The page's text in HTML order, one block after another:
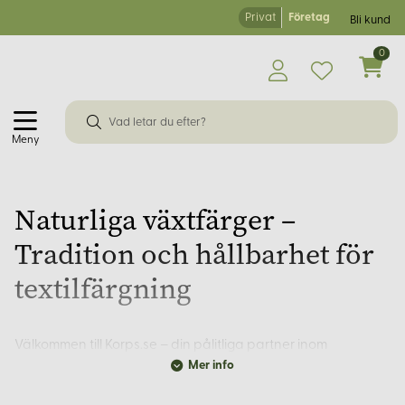
Privat Företag Bli kund
Meny
0
Naturliga växtfärger –
Tradition och hållbarhet för
textilfärgning
Välkommen till Korps.se – din pålitliga partner inom
naturmaterial och hantverk sedan 2001. Med över 30 års
Mer info